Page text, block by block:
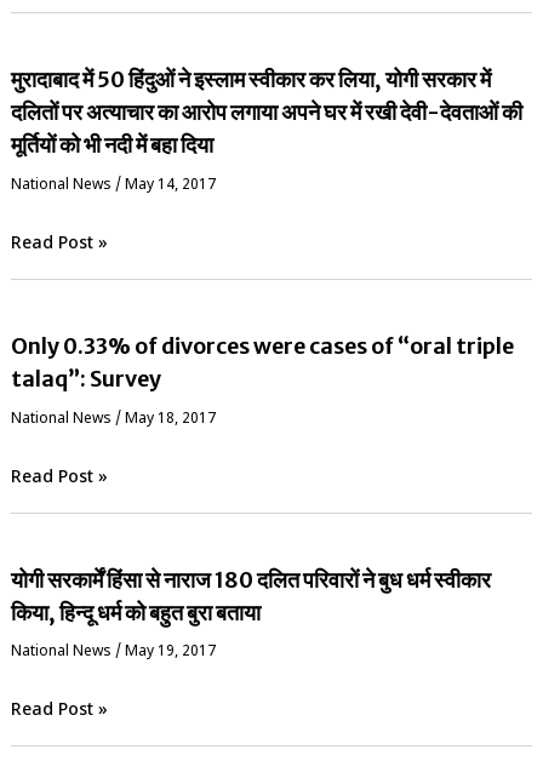
मुरादाबाद में 50 हिंदुओं ने इस्लाम स्वीकार कर लिया, योगी सरकार में
दलितों पर अत्याचार का आरोप लगाया अपने घर में रखी देवी-देवताओं की
मूर्तियों को भी नदी में बहा दिया
National News / May 14, 2017
Read Post »
Only 0.33% of divorces were cases of “oral triple
talaq”: Survey
National News /May 18, 2017
Read Post »
योगी सरकार्में हिंसा से नाराज 180 दलित परिवारों ने बुध धर्म स्वीकार
किया, हिन्दू धर्म को बहुत बुरा बताया
National News / May 19, 2017
Read Post »